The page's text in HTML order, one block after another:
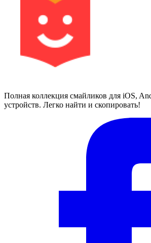
Полная коллекция смайликов для iOS,
устройств. Легко найти и скопировать!